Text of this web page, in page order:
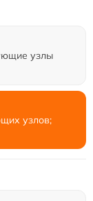
узлы
узлов;